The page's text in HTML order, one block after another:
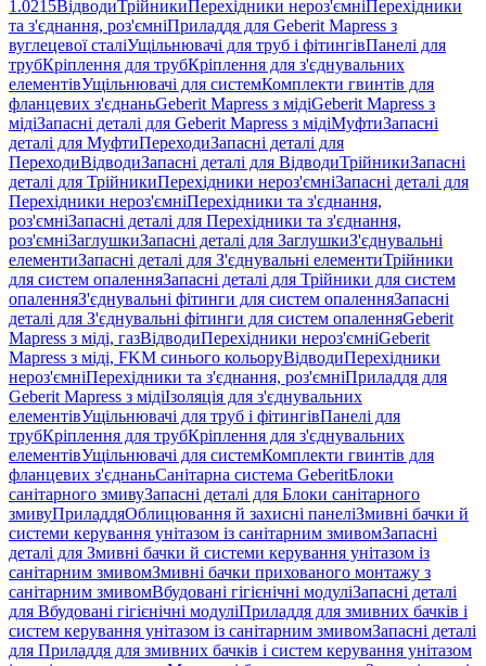
1.0215ВідводиТрійникиПерехідники нероз'ємніПерехідники
та з'єднання, роз'ємніПриладдя для Geberit Mapress з
вуглецевої сталіУщільнювачі для труб і фітингівПанелі для
трубКріплення для трубКріплення для з'єднувальних
елементівУщільнювачі для системКомплекти гвинтів для
фланцевих з'єднаньGeberit Mapress з мідіGeberit Mapress з
мідіЗапасні деталі для Geberit Mapress з мідіМуфтиЗапасні
деталі для МуфтиПереходиЗапасні деталі для
ПереходиВідводиЗапасні деталі для ВідводиТрійникиЗапасні
деталі для ТрійникиПерехідники нероз'ємніЗапасні деталі для
Перехідники нероз'ємніПерехідники та з'єднання,
роз'ємніЗапасні деталі для Перехідники та з'єднання,
роз'ємніЗаглушкиЗапасні деталі для ЗаглушкиЗ'єднувальні
елементиЗапасні деталі для З'єднувальні елементиТрійники
для систем опаленняЗапасні деталі для Трійники для систем
опаленняЗ'єднувальні фітинги для систем опаленняЗапасні
деталі для З'єднувальні фітинги для систем опаленняGeberit
Mapress з міді, газВідводиПерехідники нероз'ємніGeberit
Mapress з міді, FKM синього кольоруВідводиПерехідники
нероз'ємніПерехідники та з'єднання, роз'ємніПриладдя для
Geberit Mapress з мідіІзоляція для з'єднувальних
елементівУщільнювачі для труб і фітингівПанелі для
трубКріплення для трубКріплення для з'єднувальних
елементівУщільнювачі для системКомплекти гвинтів для
фланцевих з'єднаньСанітарна система GeberitБлоки
санітарного змивуЗапасні деталі для Блоки санітарного
змивуПриладдяОблицювання й захисні панеліЗмивні бачки й
системи керування унітазом із санітарним змивомЗапасні
деталі для Змивні бачки й системи керування унітазом із
санітарним змивомЗмивні бачки прихованого монтажу з
санітарним змивомВбудовані гігієнічні модуліЗапасні деталі
для Вбудовані гігієнічні модуліПриладдя для змивних бачків і
систем керування унітазом із санітарним змивомЗапасні деталі
для Приладдя для змивних бачків і систем керування унітазом